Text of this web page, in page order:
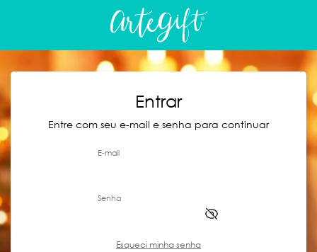
Entrar
Entre com seu e-mail e senha para continuar
E-mail
Senha
Esqueci minha senha